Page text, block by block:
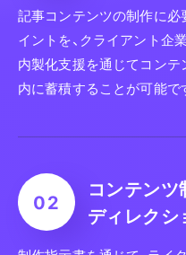
記事コンテンツの制作に
イントを、クライアント企
内製化支援を通じてコン
内に蓄積することが可能で
コンテンツ
ディレクシ